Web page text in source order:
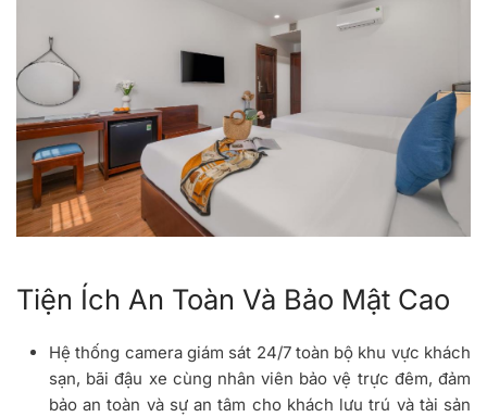
Tiện Ích An Toàn Và Bảo Mật Cao
Hệ thống camera giám sát 24/7 toàn bộ khu vực khách
sạn, bãi đậu xe cùng nhân viên bảo vệ trực đêm, đảm
bảo an toàn và sự an tâm cho khách lưu trú và tài sản